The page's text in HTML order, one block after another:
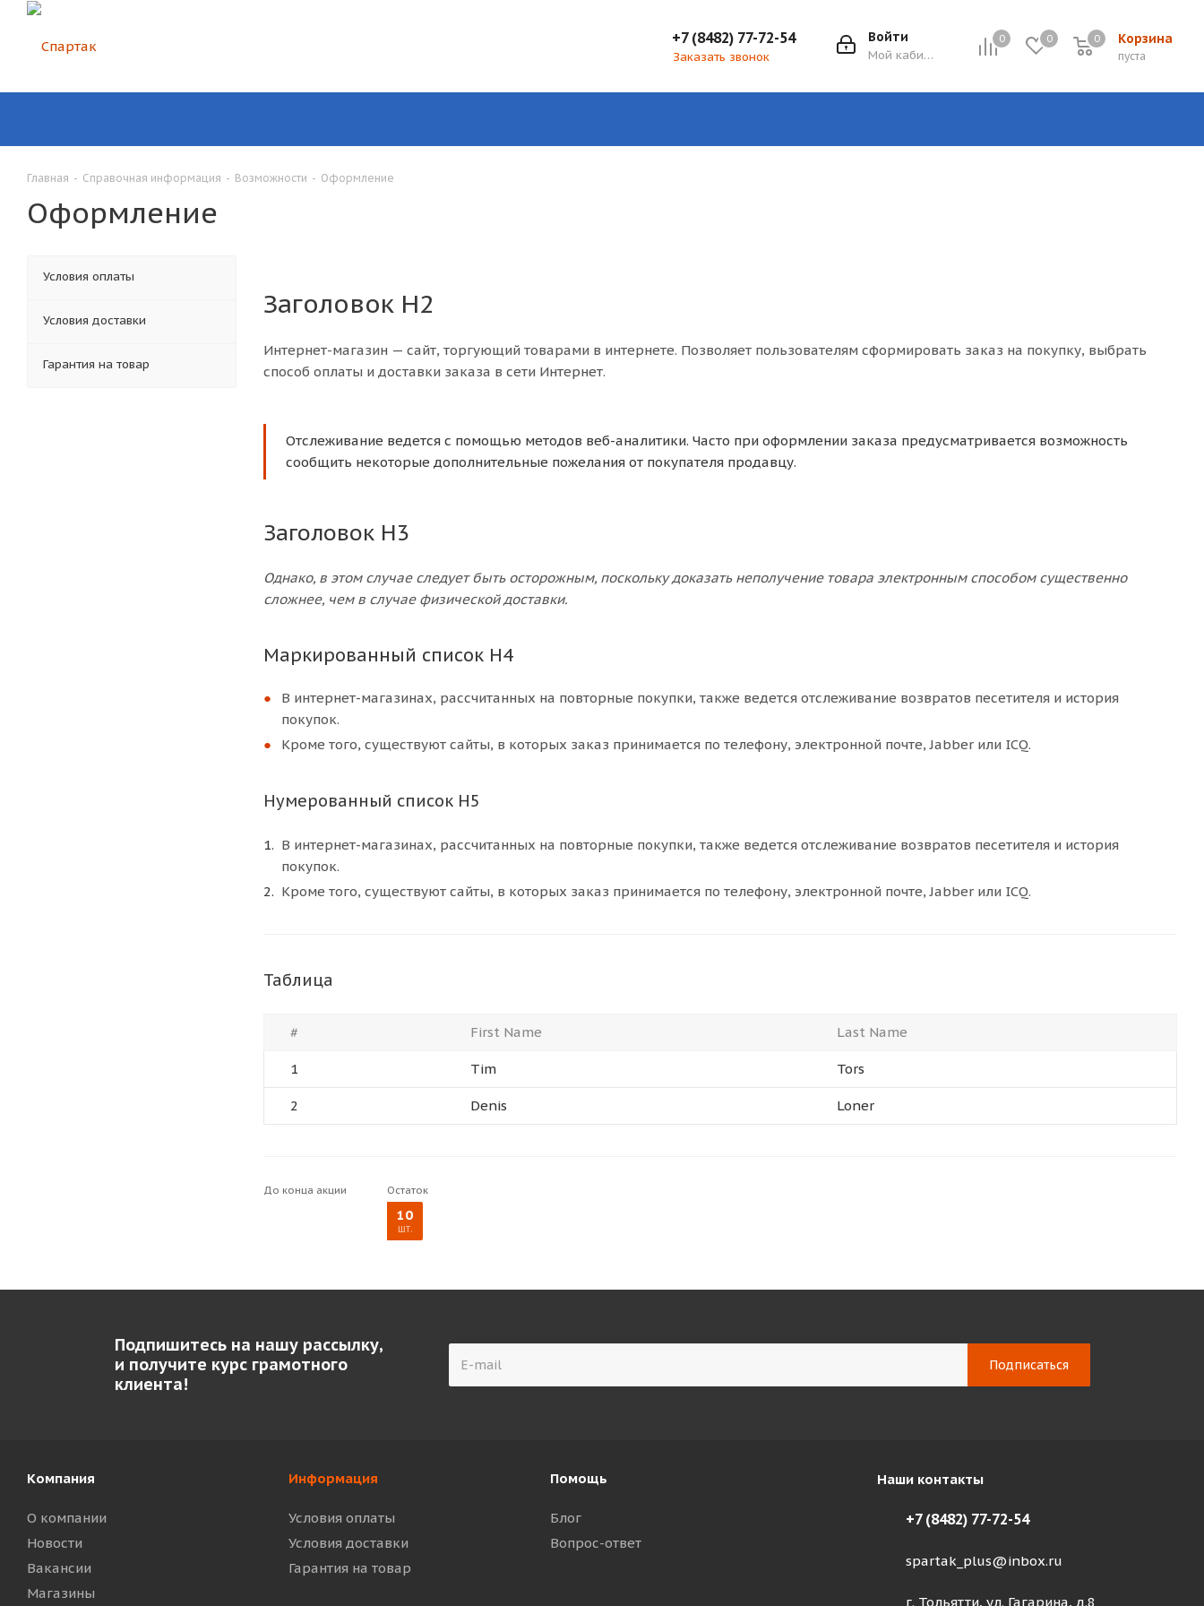
0 0 Корзина
0
пуста
0
Войти
Мой кабинет
+7 (8482) 77-72-54
Заказать звонок
Главная - Справочная информация - Возможности - Оформление
Оформление
Заголовок H2
Интернет-магазин — сайт, торгующий товарами в интернете. Позволяет пользователям сформировать заказ на покупку, выбрать
способ оплаты и доставки заказа в сети Интернет.
Отслеживание ведется с помощью методов веб-аналитики. Часто при оформлении заказа предусматривается возможность
сообщить некоторые дополнительные пожелания от покупателя продавцу.
Заголовок H3
Однако, в этом случае следует быть осторожным, поскольку доказать неполучение товара электронным способом существенно
сложнее, чем в случае физической доставки.
Маркированный список H4
В интернет-магазинах, рассчитанных на повторные покупки, также ведется отслеживание возвратов песетителя и история
покупок.
Кроме того, существуют сайты, в которых заказ принимается по телефону, электронной почте, Jabber или ICQ.
Нумерованный список H5
В интернет-магазинах, рассчитанных на повторные покупки, также ведется отслеживание возвратов песетителя и история
покупок.
Кроме того, существуют сайты, в которых заказ принимается по телефону, электронной почте, Jabber или ICQ.
Таблица
# First Name Last Name
1 Tim Tors
2 Denis Loner
До конца акции Остаток
10
шт.
Условия оплаты
Условия доставки
Гарантия на товар
Подпишитесь на нашу рассылку,
и получите курс грамотного
клиента!
Компания
О компании
Новости
Вакансии
Магазины
Информация
Условия оплаты
Условия доставки
Гарантия на товар
Помощь
Блог
Вопрос-ответ
Наши контакты
+7 (8482) 77-72-54
spartak_plus@inbox.ru
г. Тольятти, ул. Гагарина, д.8